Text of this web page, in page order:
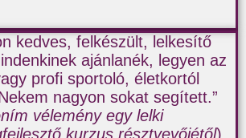
kedves, felkészült, lelkesítő
ajánlanék, legyen az
profi sportoló, életkortól
nagyon sokat segített.”
vélemény egy lelki
kurzus résztvevőjétől)